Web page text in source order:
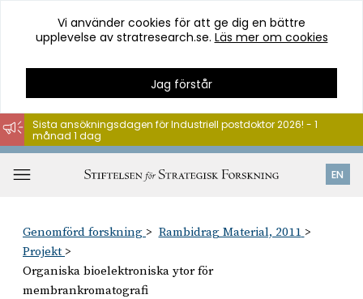
Hoppa
till
innehåll
Vi använder cookies för att ge dig en bättre
upplevelse av stratresearch.se. Läs mer om cookies
Jag förstår
EN
Sista ansökningsdagen för Industriell postdoktor 2026! - 1
månad 1 dag
Genomförd forskning
Rambidrag Material, 2011
Projekt
Organiska bioelektroniska ytor för
membrankromatografi